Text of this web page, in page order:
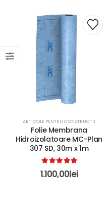
ARTICOLE PENTRU CONSTRUCTII
Folie Membrana
Hidroizolatoare MC-Plan
307 SD, 30m x 1m
5.00 out of 5
1.100,00lei